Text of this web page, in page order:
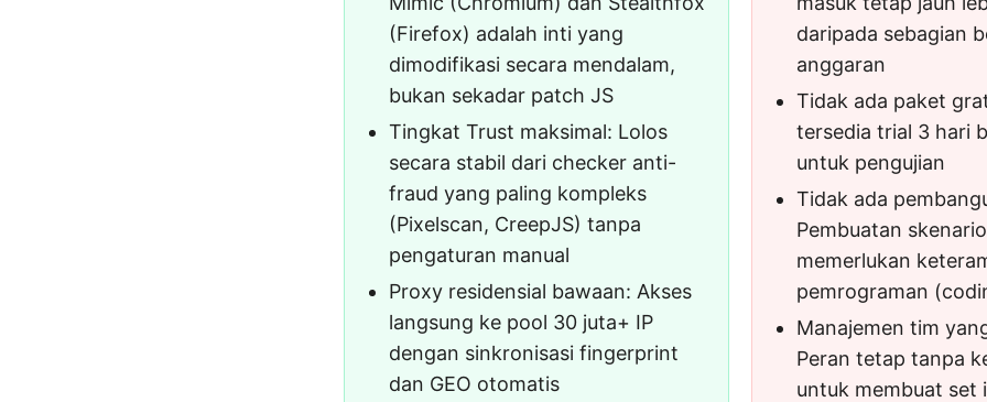
(Firefox) adalah inti yang
dimodifikasi secara mendalam,
bukan sekadar patch JS
Tingkat Trust maksimal: Lolos
secara stabil dari checker anti-
fraud yang paling kompleks
(Pixelscan, CreepJS) tanpa
pengaturan manual
Proxy residensial bawaan: Akses
langsung ke pool 30 juta+ IP
dengan sinkronisasi fingerprint
dan GEO otomatis
daripada sebagian
anggaran
Tidak ada paket
tersedia trial 3 hari
untuk pengujian
Tidak ada
Pembuatan
memerlukan
pemrograman
Manajemen tim
Peran tetap tanpa
untuk membuat set